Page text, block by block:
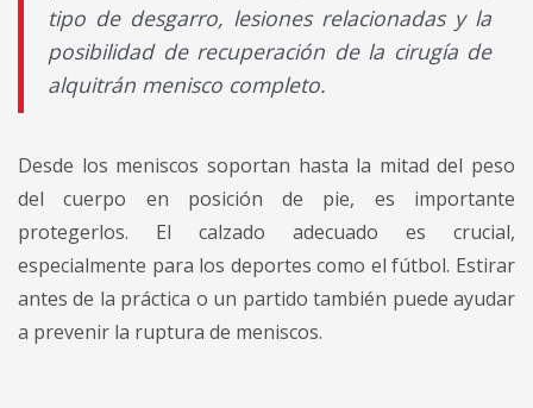
tipo de desgarro, lesiones relacionadas y la
posibilidad de recuperación de la cirugía de
alquitrán menisco completo.
Desde los meniscos soportan hasta la mitad del peso
del cuerpo en posición de pie, es importante
protegerlos. El calzado adecuado es crucial,
especialmente para los deportes como el fútbol. Estirar
antes de la práctica o un partido también puede ayudar
a prevenir la ruptura de meniscos.